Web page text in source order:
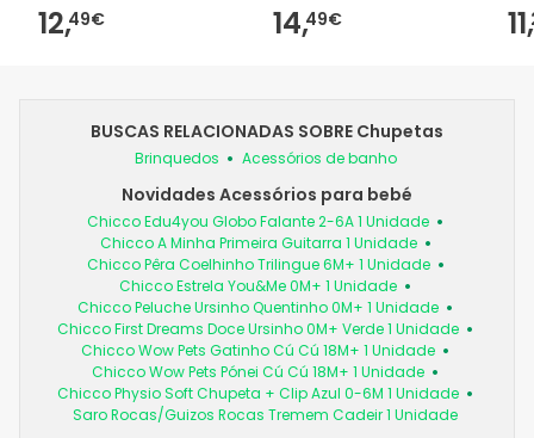
12,49€ 14,49€ 11,
BUSCAS RELACIONADAS SOBRE Chupetas
Brinquedos Acessórios de banho
Novidades Acessórios para bebé
Chicco Edu4you Globo Falante 2-6A 1 Unidade
Chicco A Minha Primeira Guitarra 1 Unidade
Chicco Pêra Coelhinho Trilingue 6M+ 1 Unidade
Chicco Estrela You&Me 0M+ 1 Unidade
Chicco Peluche Ursinho Quentinho 0M+ 1 Unidade
Chicco First Dreams Doce Ursinho 0M+ Verde 1 Unidade
Chicco Wow Pets Gatinho Cú Cú 18M+ 1 Unidade
Chicco Wow Pets Pónei Cú Cú 18M+ 1 Unidade
Chicco Physio Soft Chupeta + Clip Azul 0-6M 1 Unidade
Saro Rocas/Guizos Rocas Tremem Cadeir 1 Unidade